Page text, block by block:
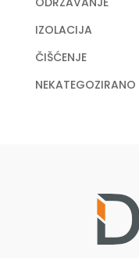
IZOLACIJA
ČIŠĆENJE
NEKATEGOZIRANO